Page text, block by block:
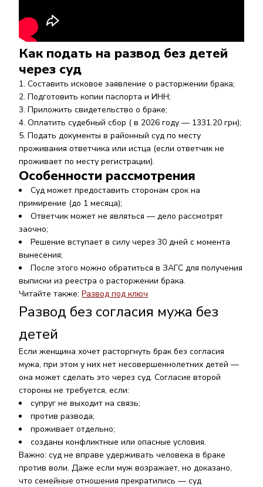
Как подать на развод без детей
через суд
Составить исковое заявление о расторжении брака;
Подготовить копии паспорта и ИНН;
Приложить свидетельство о браке;
Оплатить судебный сбор ( в 2026 году — 1331.20 грн);
Подать документы в районный суд по месту
проживания ответчика или истца (если ответчик не
проживает по месту регистрации).
Особенности рассмотрения
Суд может предоставить сторонам срок на
примирение (до 1 месяца);
Ответчик может не являться — дело рассмотрят
заочно;
Решение вступает в силу через 30 дней с момента
вынесения;
После этого можно обратиться в ЗАГС для получения
выписки из реестра о расторжении брака.
Читайте также: Развод под ключ
Развод без согласия мужа без
детей
Если женщина хочет расторгнуть брак без согласия
мужа, при этом у них нет несовершеннолетних детей —
она может сделать это через суд. Согласие второй
стороны не требуется, если:
супруг не выходит на связь;
против развода;
проживает отдельно;
созданы конфликтные или опасные условия.
Важно: суд не вправе удерживать человека в браке
против воли. Даже если муж возражает, но доказано,
что семейные отношения прекратились — суд